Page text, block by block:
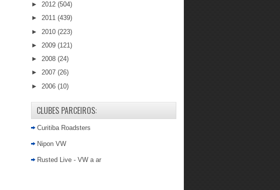
► 2012 (504)
► 2011 (439)
► 2010 (223)
► 2009 (121)
► 2008 (24)
► 2007 (26)
► 2006 (10)
CLUBES PARCEIROS:
Curitiba Roadsters
Nipon VW
Rusted Live - VW a ar